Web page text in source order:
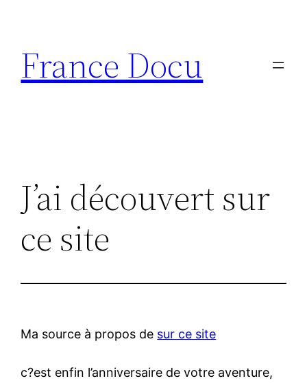
contenu
France Docu
J’ai découvert sur
ce site
Ma source à propos de sur ce site
c?est enfin l’anniversaire de votre aventure,